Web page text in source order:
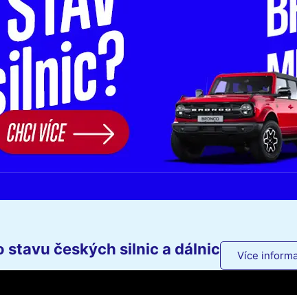
stavu českých silnic a dálnic Více